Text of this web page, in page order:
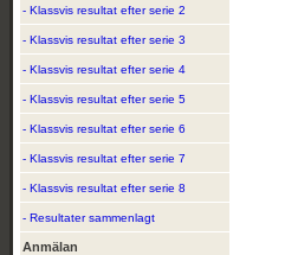
- Klassvis resultat efter serie 2
- Klassvis resultat efter serie 3
- Klassvis resultat efter serie 4
- Klassvis resultat efter serie 5
- Klassvis resultat efter serie 6
- Klassvis resultat efter serie 7
- Klassvis resultat efter serie 8
- Resultater sammenlagt
Anmälan